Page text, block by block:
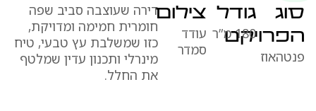
סוג
הפרויקט
פנטהאוז
גודל
180 מ”ר
צילום
עודד
סמדר
דירה שעוצבה סביב שפה
חומרית חמימה ומדויקת,
כזו שמשלבת עץ טבעי, טיח
מינרלי ותכנון עדין שמלטף
את החלל.